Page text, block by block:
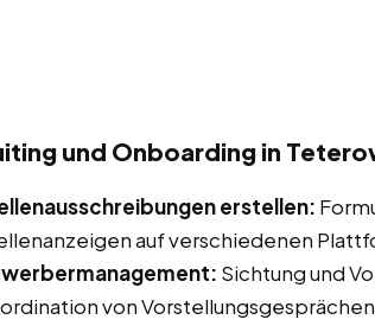
und Onboarding in
erstellen:
auf verschiedenen
Sichtung und
von